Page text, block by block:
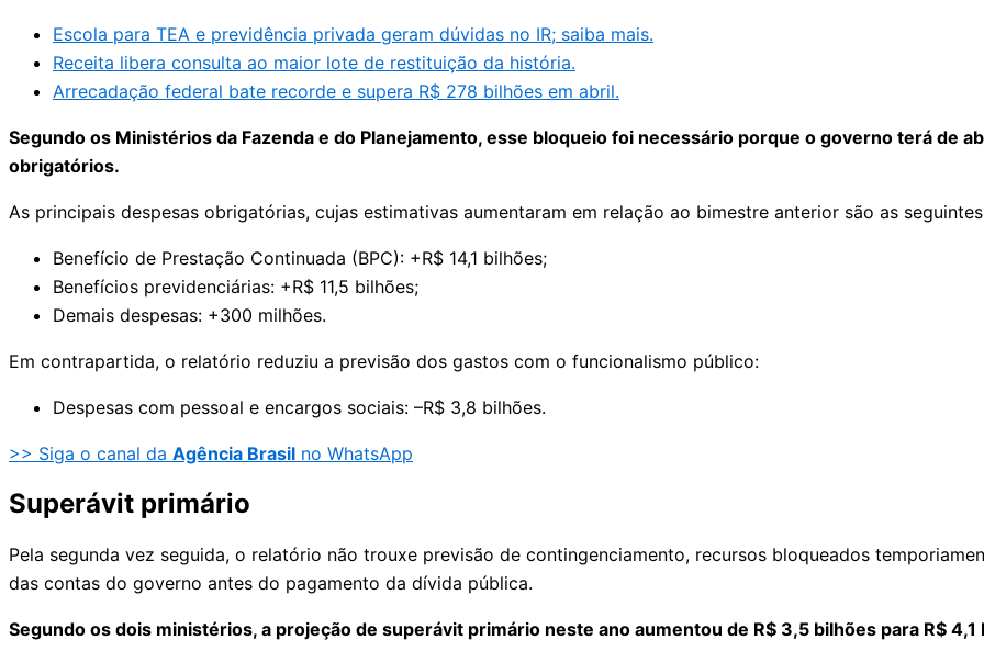
Escola para TEA e previdência privada geram dúvidas no IR; saiba mais.
Receita libera consulta ao maior lote de restituição da história.
Arrecadação federal bate recorde e supera R$ 278 bilhões em abril.
Segundo os Ministérios da Fazenda e do Planejamento, esse bloqueio foi necessário porque o governo terá de
obrigatórios.
As principais despesas obrigatórias, cujas estimativas aumentaram em relação ao bimestre anterior são as
Benefício de Prestação Continuada (BPC): +R$ 14,1 bilhões;
Benefícios previdenciárias: +R$ 11,5 bilhões;
Demais despesas: +300 milhões.
Em contrapartida, o relatório reduziu a previsão dos gastos com o funcionalismo público:
Despesas com pessoal e encargos sociais: –R$ 3,8 bilhões.
>> Siga o canal da Agência Brasil no WhatsApp
Superávit primário
Pela segunda vez seguida, o relatório não trouxe previsão de contingenciamento, recursos bloqueados
das contas do governo antes do pagamento da dívida pública.
Segundo os dois ministérios, a projeção de superávit primário neste ano aumentou de R$ 3,5 bilhões para R$ 4,1